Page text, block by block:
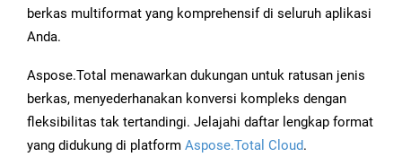
berkas multiformat yang komprehensif di seluruh aplikasi
Anda.
Aspose.Total menawarkan dukungan untuk ratusan jenis
berkas, menyederhanakan konversi kompleks dengan
fleksibilitas tak tertandingi. Jelajahi daftar lengkap format
yang didukung di platform Aspose.Total Cloud.